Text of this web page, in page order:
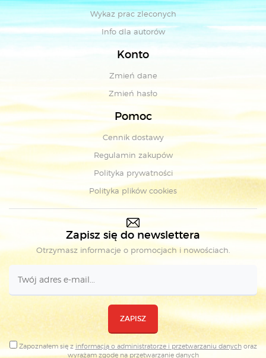
Wykaz prac zleconych
Info dla autorów
Konto
Zmień dane
Zmień hasło
Pomoc
Cennik dostawy
Regulamin zakupów
Polityka prywatności
Polityka plików cookies
Zapisz się do newslettera
Otrzymasz informacje o promocjach i nowościach.
ZAPISZ
Zapoznałem się zinformacją o administratorze i przetwarzaniu danychoraz
wyrażam zgodę naprzetwarzanie danych